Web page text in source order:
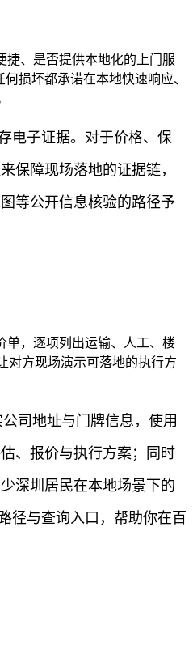
捷、是否提供本地化的上门服
损坏都承诺在本地快速响应、
电子证据。对于价格、保
保障现场落地的证据链，
等公开信息核验的路径予
单，逐项列出运输、人工、楼
对方现场演示可落地的执行方
司地址与门牌信息，使用
、报价与执行方案；同时
深圳居民在本地场景下的
径与查询入口，帮助你在百